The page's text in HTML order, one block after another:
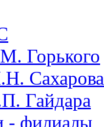
Горького
Сахарова
Гайдара
- филиалы